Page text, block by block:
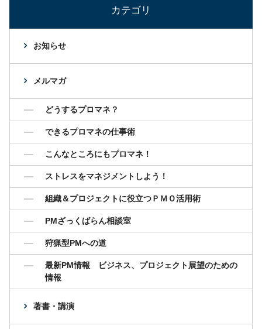
カテゴリ
お知らせ
メルマガ
どうするプロマネ？
できるプロマネの仕事術
こんなところにもプロマネ！
ストレスをマネジメントしよう！
組織＆プロジェクトに役立つＰＭＯ活用術
PMざっくばらん相談室
狩猟型PMへの道
最新PM情報 ビジネス、プロジェクト展望のための
情報
著書・講演